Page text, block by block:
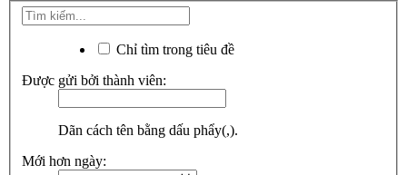
Chỉ tìm trong tiêu đề
Được gửi bởi thành viên:
Dãn cách tên bằng dấu phẩy(,).
Mới hơn ngày: